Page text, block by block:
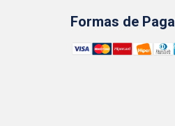
Formas de